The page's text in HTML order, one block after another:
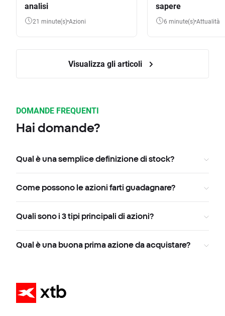
analisi
21 minute(s) Azioni
sapere
6 minute(s) Attualità
Visualizza gli articoli
DOMANDE FREQUENTI
Hai domande?
Qual è una semplice definizione di stock?
Come possono le azioni farti guadagnare?
Quali sono i 3 tipi principali di azioni?
Qual è una buona prima azione da acquistare?